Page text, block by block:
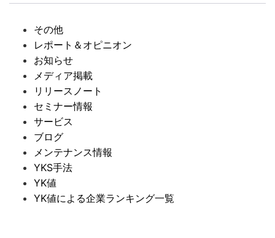
その他
レポート＆オピニオン
お知らせ
メディア掲載
リリースノート
セミナー情報
サービス
ブログ
メンテナンス情報
YKS手法
YK値
YK値による企業ランキング一覧